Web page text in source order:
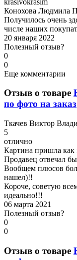
Конохова Людмила
Получилось очень
числе наших
20 января 2022
Полезный отзыв?
0
0
Еще комментарии
Отзыв о товаре
по фото на заказ
Ткачев Виктор
5
отлично
Картина пришла как
Продавец отвечал
Вообщем плюсов
нашел)!!
Короче, советую
идеально!!!
06 марта 2021
Полезный отзыв?
0
0
Отзыв о товаре